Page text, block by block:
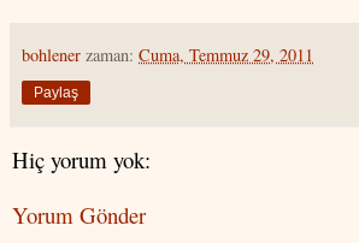
bohlener zaman: Cuma, Temmuz 29, 2011
Paylaş
Hiç yorum yok:
Yorum Gönder